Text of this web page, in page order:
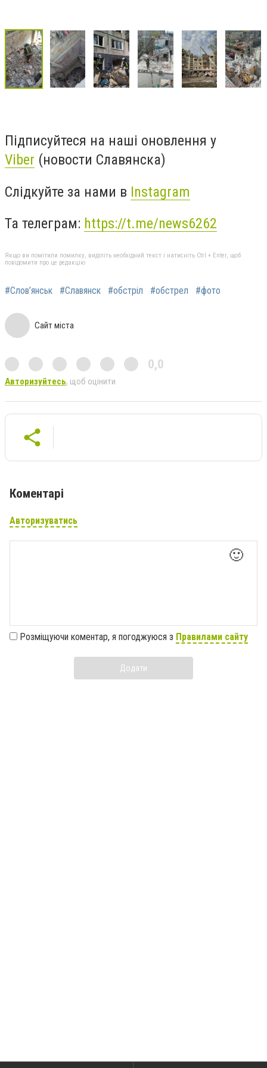
Підписуйтеся на наші оновлення у
Viber (новости Славянска)
Слідкуйте за нами в Instagram
Та телеграм: https://t.me/news6262
Якщо ви помітили помилку, виділіть необхідний текст і натисніть Ctrl + Enter, щоб
повідомити про це редакцію
#Слов’янськ #Славянск #обстріл #обстрел #фото
Сайт міста
0,0
Авторизуйтесь, щоб оцінити
Коментарі
Авторизуватись
🙂
Розміщуючи коментар, я погоджуюся з Правилами сайту
Додати